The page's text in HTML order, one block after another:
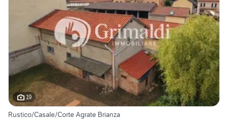
19
Rustico/Casale/Corte Agrate Brianza